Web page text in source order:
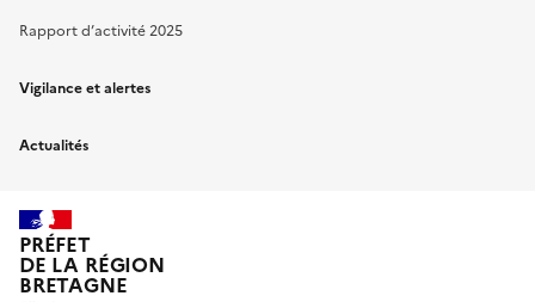
Rapport d’activité 2025
Vigilance et alertes
Actualités
PRÉFET
DE LA RÉGION
BRETAGNE